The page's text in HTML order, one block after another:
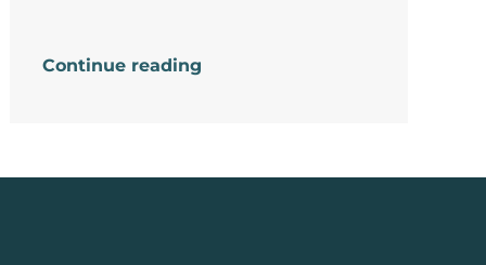
Continue reading